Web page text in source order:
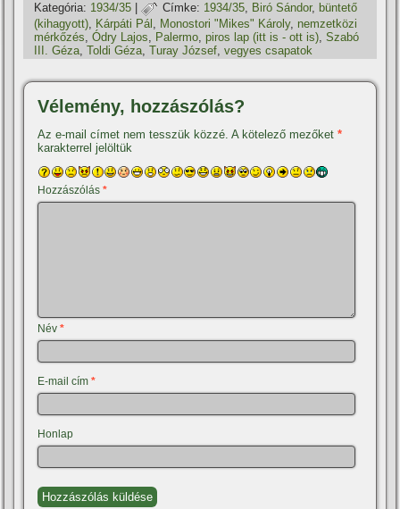
Kategória: 1934/35 | Címke: 1934/35, Biró Sándor, büntető
(kihagyott)
Kárpáti Pál Monostori "Mikes" Károly, nemzetközi
mérkőzés ,Ódry Lajos Palermo ,piros lap (itt is - ott is) ,Szabó
III. Géza ,Toldi Géza ,Turay József ,vegyes csapatok
Vélemény, hozzászólás?
Az e-mail címet nem tesszük közzé. A kötelező mezőket*
karakterrel jelöltük
Hozzászólás*
Név*
E-mail cím*
Honlap